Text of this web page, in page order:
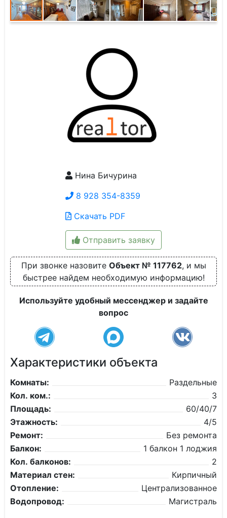
Нина Бичурина
8 928 354-8359
Скачать PDF
Отправить заявку
При звонке назовите Объект № 117762, и мы
быстрее найдем необходимую информацию!
Используйте удобный мессенджер и задайте
вопрос
Характеристики объекта
Комнаты:
Раздельные
Кол. ком.:
3
Площадь:
60/40/7
Этажность:
4/5
Ремонт:
Без ремонта
Балкон:
1 балкон 1 лоджия
Кол. балконов:
2
Материал стен:
Кирпичный
Отопление:
Централизованное
Водопровод:
Магистраль